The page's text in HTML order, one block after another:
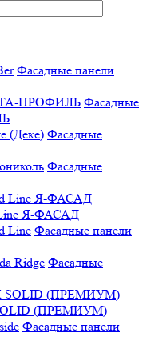
Фасадные панели
Фасадные
Фасадные
Фасадные
Line Я-ФАСАД
Фасадные панели
Фасадные
(ПРЕМИУМ)
Фасадные панели